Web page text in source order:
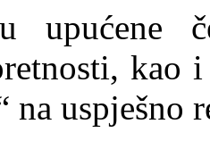
upućene
kao
na uspješno